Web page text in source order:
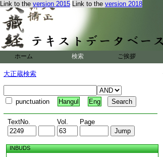
Link to the version 2015 Link to the version 2018
ホーム 検索 ご挨拶
大正蔵検索
punctuation Hangul Eng
TextNo. Vol. Page
INBUDS